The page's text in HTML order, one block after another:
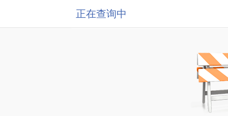
正在查询中